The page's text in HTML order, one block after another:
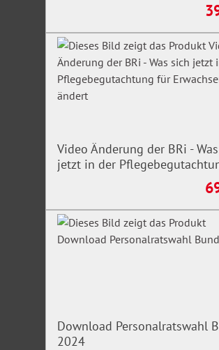
Video Änderung der BRi -
jetzt in der
Download Personalratswahl
2024